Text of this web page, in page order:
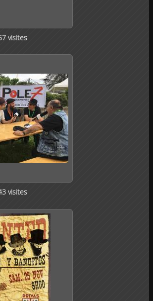
visites
visites